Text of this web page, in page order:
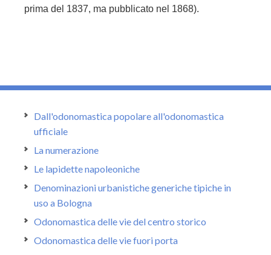
prima del 1837, ma pubblicato nel 1868).
Dall'odonomastica popolare all'odonomastica
ufficiale
La numerazione
Le lapidette napoleoniche
Denominazioni urbanistiche generiche tipiche in
uso a Bologna
Odonomastica delle vie del centro storico
Odonomastica delle vie fuori porta